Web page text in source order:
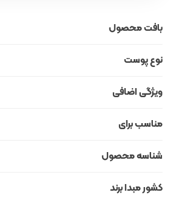
بافت محصول
نوع پوست
ویژگی اضافی
مناسب برای
شناسه محصول
کشور مبدا برند